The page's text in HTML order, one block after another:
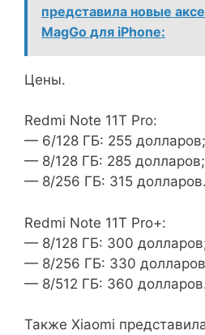
представила новые
MagGo для iPhone:
Цены.
Redmi Note 11T Pro:
— 6/128 ГБ: 255 долларов;
— 8/128 ГБ: 285 долларов;
— 8/256 ГБ: 315 долларов.
Redmi Note 11T Pro+:
— 8/128 ГБ: 300
— 8/256 ГБ: 330
— 8/512 ГБ: 360
Также Xiaomi